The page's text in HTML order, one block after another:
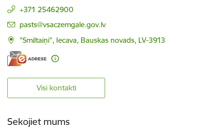
+371 25462900
E-pasts:
pasts@vsaczemgale.gov.lv
"Smiltaiņi", Iecava, Bauskas novads, LV-3913
Visi kontakti
Sekojiet mums